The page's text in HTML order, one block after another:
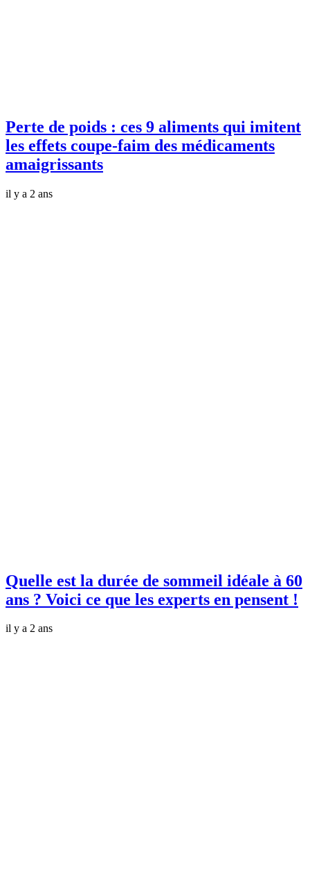
Perte de poids : ces 9 aliments qui imitent
les effets coupe-faim des médicaments
amaigrissants
il y a 2 ans
Quelle est la durée de sommeil idéale à 60
ans ? Voici ce que les experts en pensent !
il y a 2 ans